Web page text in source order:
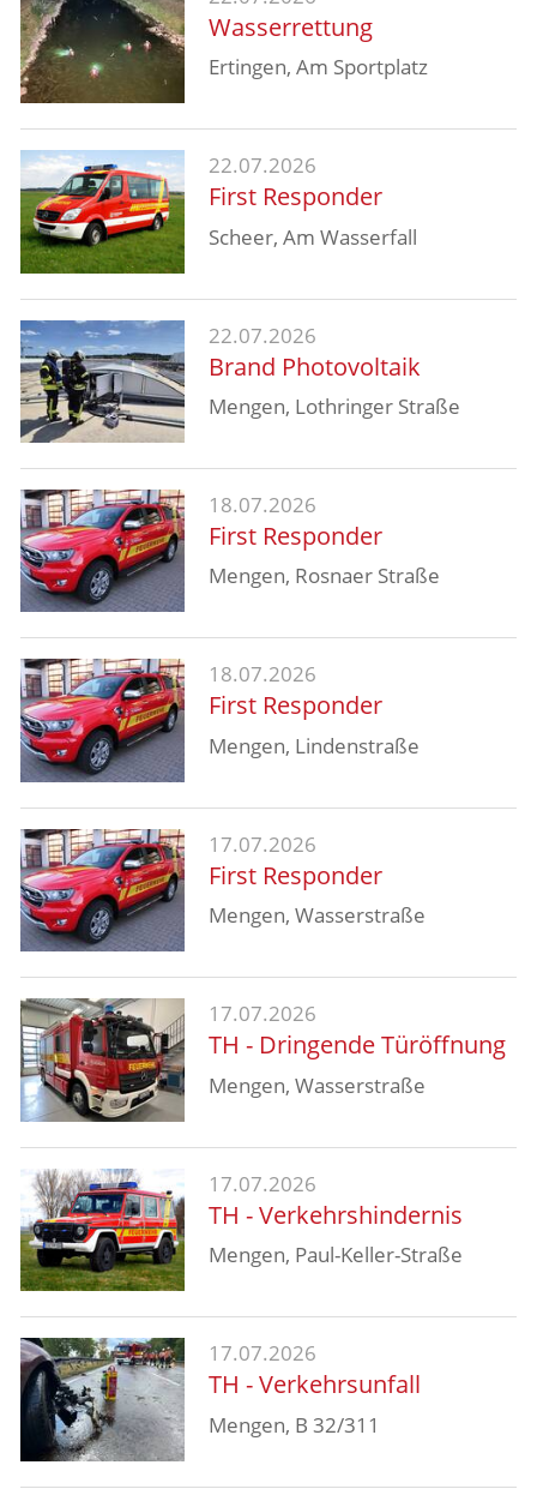
Archiv 2023
Archiv 2022
Archiv 2021
Archiv 2020
Archiv 2019
Archiv 2018
Archiv 2017
Archiv 2016
Archiv 2015
Jugend
Aktuelles
Links
Wasserrettung
Ertingen, Am Sportplatz
22.07.2026
First Responder
Scheer, Am Wasserfall
22.07.2026
Brand Photovoltaik
Mengen, Lothringer Straße
18.07.2026
First Responder
Mengen, Rosnaer Straße
18.07.2026
First Responder
Mengen, Lindenstraße
17.07.2026
First Responder
Mengen, Wasserstraße
17.07.2026
TH - Dringende Türöffnung
Mengen, Wasserstraße
17.07.2026
TH - Verkehrshindernis
Mengen, Paul-Keller-Straße
17.07.2026
TH - Verkehrsunfall
Mengen, B 32/311